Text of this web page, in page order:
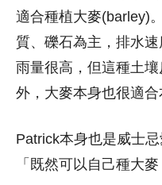
適合種植大麥(barley)。
質、礫石為主，排水
雨量很高，但這種土
外，大麥本身也很適合
Patrick本身也是威士
「既然可以自己種大